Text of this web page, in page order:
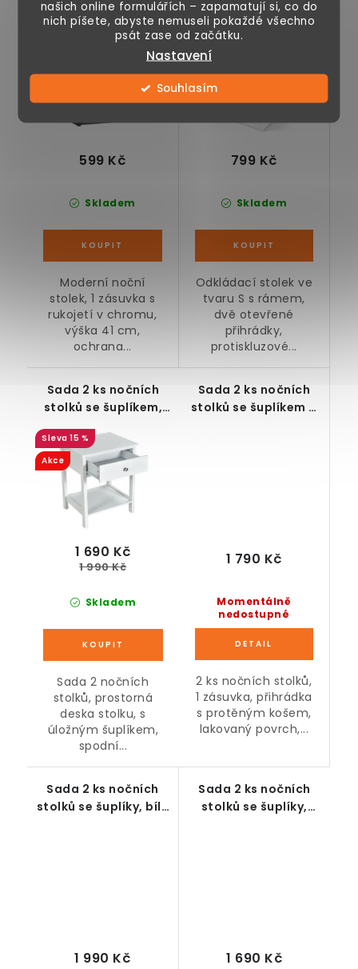
našich online formulářích – zapamatují si, co do
nich píšete, abyste nemuseli pokaždé všechno
psát zase od začátku.
Nastavení
Souhlasím
antracitový 41 x 28 x
39 cm
Skladem
599 Kč
Moderní noční
stolek, 1 zásuvka s
rukojetí v chromu,
výška 41 cm,
ochrana...
designový bílý, 33 x
33 x 50 cm
Skladem
799 Kč
Odkládací stolek ve
tvaru S s rámem,
dvě otevřené
přihrádky,
protiskluzové...
Sada 2 ks nočních
stolků se šuplíkem,
bílé, 48 x 40 x 58 cm
15 %
Akce
Skladem
1 690 Kč
1 990 Kč
Sada 2 nočních
stolků, prostorná
deska stolku, s
úložným šuplíkem,
spodní...
Sada 2 ks nočních
stolků se šuplíkem a
Momentálně
nedostupné
1 790 Kč
2 ks nočních stolků,
1 zásuvka, přihrádka
s protěným košem,
lakovaný povrch,...
Sada 2 ks nočních
stolků se šuplíky, bílé
1 990 Kč
Sada 2 ks nočních
stolků se šuplíky,
1 690 Kč